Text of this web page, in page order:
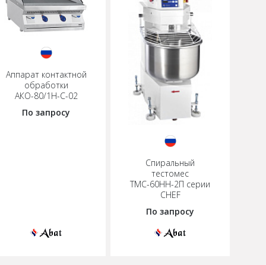
Аппарат контактной
обработки
АКО-80/1Н-С-02
По запросу
Спиральный
тестомес
ТМС-60НН-2П серии
CHEF
По запросу